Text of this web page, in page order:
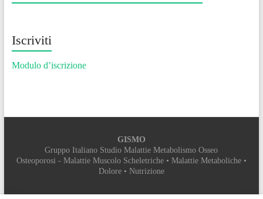
Iscriviti
Modulo d’iscrizione
GISMO
Gruppo Italiano Studio Malattie Metabolismo Osseo
Osteoporosi - Malattie Muscolo Scheletriche • Malattie Metaboliche •
Dolore • Nutrizione